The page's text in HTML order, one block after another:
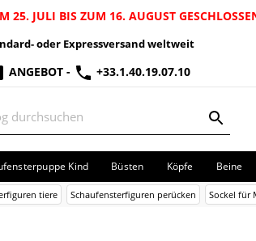
25. JULI BIS ZUM 16. AUGUST
oder Expressversand weltweit
ANGEBOT - +33.1.40.19.07.10
Kind Büsten Köpfe Beine
tiere Schaufensterfiguren perücken Sockel für